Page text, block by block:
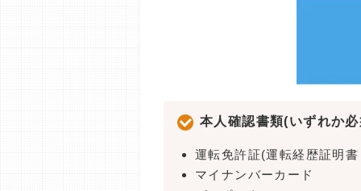
本人確認書類(いずれか
運転免許証(運転経歴証明書
マイナンバーカード